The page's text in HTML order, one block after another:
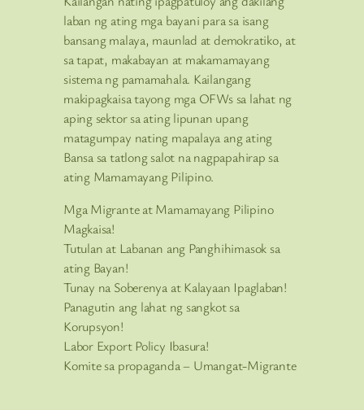
laban ng ating mga bayani para sa isang
bansang malaya, maunlad at demokratiko, at
sa tapat, makabayan at makamamayang
sistema ng pamamahala. Kailangang
makipagkaisa tayong mga OFWs sa lahat ng
aping sektor sa ating lipunan upang
matagumpay nating mapalaya ang ating
Bansa sa tatlong salot na nagpapahirap sa
ating Mamamayang Pilipino.
Mga Migrante at Mamamayang Pilipino
Magkaisa!
Tutulan at Labanan ang Panghihimasok sa
ating Bayan!
Tunay na Soberenya at Kalayaan Ipaglaban!
Panagutin ang lahat ng sangkot sa
Korupsyon!
Labor Export Policy Ibasura!
Komite sa propaganda – Umangat-Migrante